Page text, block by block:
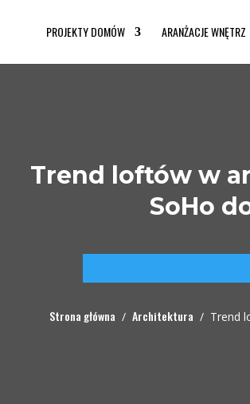
PROJEKTY DOMÓW ARANŻACJE WNĘTRZ
Trend loftów w
SoHo
Strona główna / Architektura / Trend